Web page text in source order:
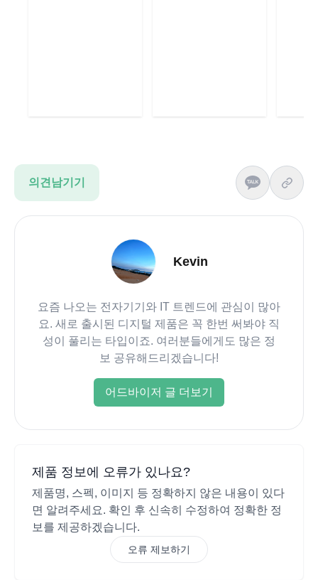
의견남기기
Kevin
요즘 나오는 전자기기와 IT 트렌드에 관심이 많아
요. 새로 출시된 디지털 제품은 꼭 한번 써봐야 직
성이 풀리는 타입이죠. 여러분들에게도 많은 정
보 공유해드리겠습니다!
어드바이저 글 더보기
제품 정보에 오류가 있나요?
제품명, 스펙, 이미지 등 정확하지 않은 내용이 있다
면 알려주세요. 확인 후 신속히 수정하여 정확한 정
보를 제공하겠습니다.
오류 제보하기